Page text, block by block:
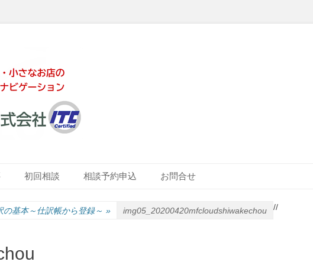
会社
初回相談 相談予約申込 お問合せ
//
基本～仕訳帳から登録～ » img05_20200420mfcloudshiwakechou